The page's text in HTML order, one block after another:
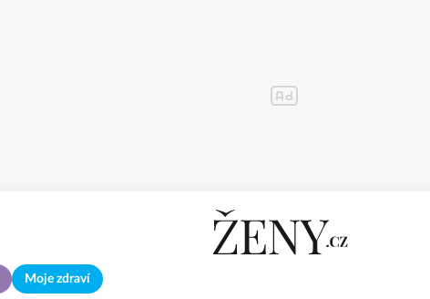
Moje zdraví